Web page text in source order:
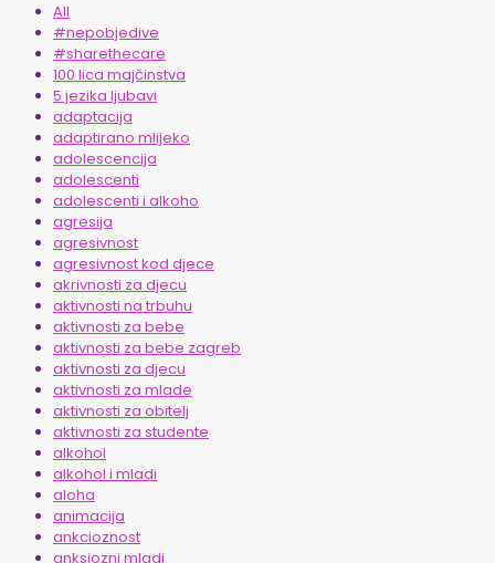
All
#nepobjedive
#sharethecare
100 lica majčinstva
5 jezika ljubavi
adaptacija
adaptirano mlijeko
adolescencija
adolescenti
adolescenti i alkoho
agresija
agresivnost
agresivnost kod djece
akrivnosti za djecu
aktivnosti na trbuhu
aktivnosti za bebe
aktivnosti za bebe zagreb
aktivnosti za djecu
aktivnosti za mlade
aktivnosti za obitelj
aktivnosti za studente
alkohol
alkohol i mladi
aloha
animacija
ankcioznost
anksiozni mladi